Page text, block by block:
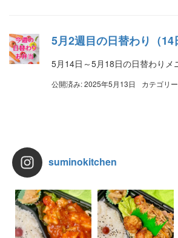
5月2週目の日替わり（14
5月14日～5月18日の日替わりメ
公開済み: 2025年5月13日 カテゴリ
suminokitchen